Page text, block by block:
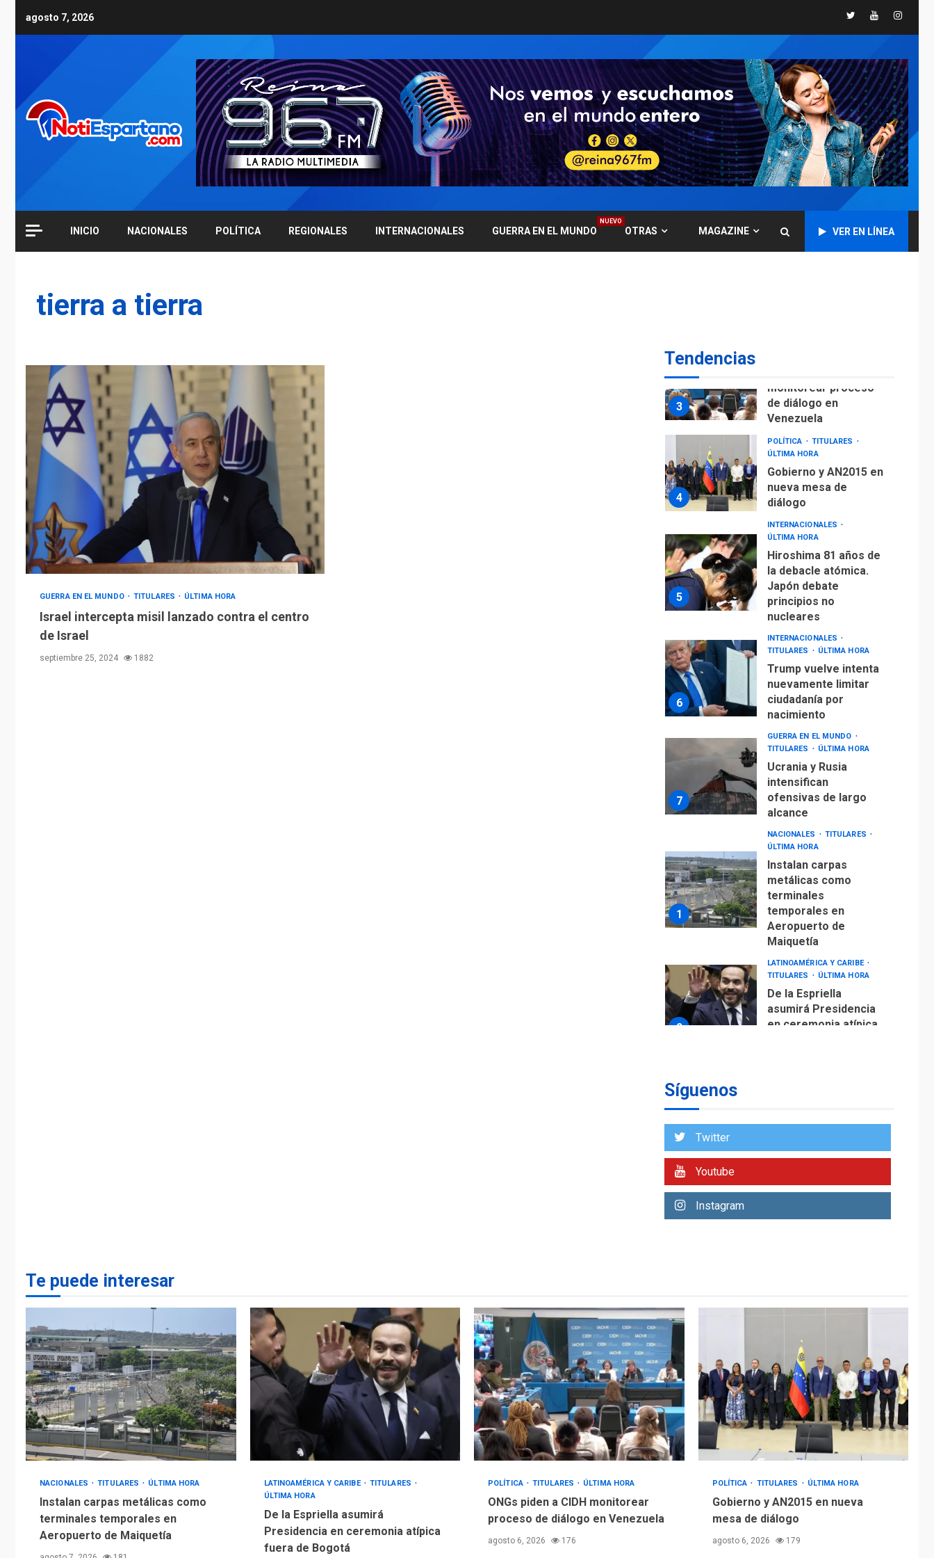
agosto 7, 2026 TwitterYoutube
INICIO NACIONALES POLÍTICA REGIONALES INTERNACIONALES GUERRA EN EL MUNDO
NUEVO
OTRAS MAGAZINE VER EN LÍNEA
tierra a tierra
GUERRA EN EL MUNDO TITULARES ÚLTIMA HORA
Israel intercepta misil lanzado contra el centro
de Israel
septiembre 25, 2024 1882
Tendencias
7
GUERRA EN EL MUNDO
Ucrania y Rusia
intensifican
ofensivas de largo
alcance
NACIONALES
TITULARES
ÚLTIMA HORA
Instalan carpas
metálicas como
terminales
Aeropuerto de
3
monitorear proceso
de diálogo en
Venezuela
4
POLÍTICA
TITULARES
ÚLTIMA HORA
Gobierno y AN2015 en
nueva mesa de
diálogo
5
INTERNACIONALES
ÚLTIMA HORA
Hiroshima 81 años de
la debacle atómica.
Japón debate
principios no
nucleares
6
INTERNACIONALES
TITULARES
ÚLTIMA HORA
Trump vuelve intenta
nuevamente limitar
ciudadanía por
nacimiento
7
GUERRA EN EL MUNDO
TITULARES
ÚLTIMA HORA
Ucrania y Rusia
intensifican
ofensivas de largo
alcance
1
NACIONALES
TITULARES
ÚLTIMA HORA
Instalan carpas
metálicas como
terminales
temporales en
Aeropuerto de
Maiquetía
2
LATINOAMÉRICA Y CARIBE
TITULARES
ÚLTIMA HORA
De la Espriella
asumirá Presidencia
en ceremonia atípica
3
de diálogo en
4
POLÍTICA
TITULARES
Gobierno y AN2015 en
diálogo
5
Japón debate
Síguenos
Twitter
Youtube
Instagram
Te puede interesar
NACIONALES TITULARES ÚLTIMA HORA
Instalan carpas metálicas como
terminales temporales en
Aeropuerto de Maiquetía
LATINOAMÉRICA Y CARIBE
TITULARES
ÚLTIMA HORA
De la Espriella asumirá
Presidencia en ceremonia atípica
fuera de Bogotá
POLÍTICA TITULARES ÚLTIMA HORA
ONGs piden a CIDH monitorear
proceso de diálogo en Venezuela
agosto 6, 2026 176
POLÍTICA TITULARES ÚLTIMA HORA
Gobierno y AN2015 en nueva
mesa de diálogo
agosto 6, 2026 179